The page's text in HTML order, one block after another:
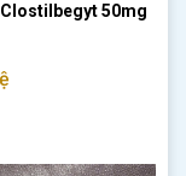
50mg